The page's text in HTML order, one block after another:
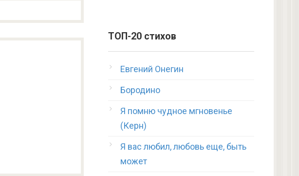
ТОП-20 стихов
Евгений Онегин
Бородино
Я помню чудное мгновенье
(Керн)
Я вас любил, любовь еще, быть
может